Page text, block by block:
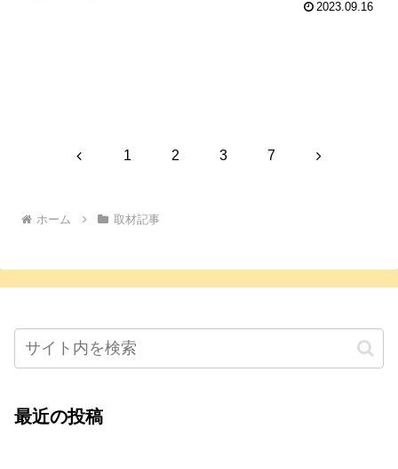
2023.09.16
前 1 2 3 7 次
ホーム 取材記事
最近の投稿